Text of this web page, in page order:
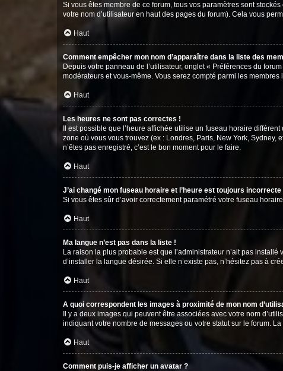
Si vous êtes membre de ce forum, tous vos paramètres sont
votre nom d’utilisateur en haut des pages du forum). Cela vous
Haut
Comment empêcher mon nom d’apparaître dans la liste des
Depuis votre panneau de l’utilisateur, onglet « Préférences du
modérateurs et vous-même. Vous serez compté parmi les membres
Haut
Les heures ne sont pas correctes !
Il est possible que l’heure affichée utilise un fuseau horaire
zone où vous vous trouvez (ex : Londres, Paris, New York,
n’êtes pas enregistré, c’est le bon moment pour le faire.
Haut
J’ai changé mon fuseau horaire et l’heure est toujours incorrecte
Si vous êtes sûr d’avoir correctement paramétré votre fuseau
Haut
Ma langue n’est pas dans la liste !
La raison la plus probable est que l’administrateur n’ait pas
d’installer la langue désirée. Si elle n’existe pas, n’hésitez pas à
Haut
A quoi correspondent les images à proximité de mon nom
Il y a deux images qui peuvent être associées avec votre nom
indiquant votre nombre de messages ou votre statut sur le forum.
Haut
Comment puis-je afficher un avatar ?